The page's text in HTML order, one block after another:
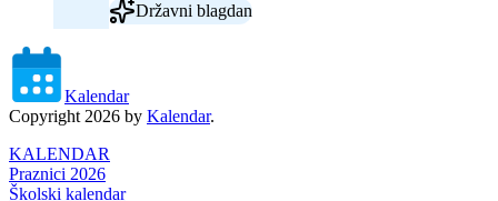
Državni blagdan
Kalendar
Copyright 2026 by Kalendar.
KALENDAR
Praznici 2026
Školski kalendar